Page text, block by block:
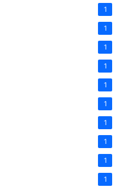
1
1
1
1
1
1
1
1
1
1